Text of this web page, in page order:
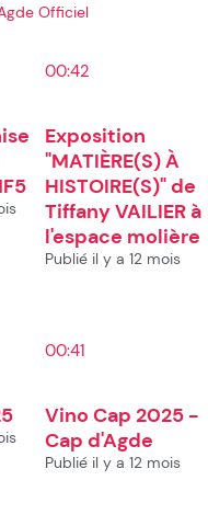
Officiel
00:42
Exposition
"MATIÈRE(S) À
HISTOIRE(S)" de
Tiffany VAILIER à
l'espace molière
Publié il y a 12 mois
00:41
Vino Cap 2025 -
Cap d'Agde
Publié il y a 12 mois